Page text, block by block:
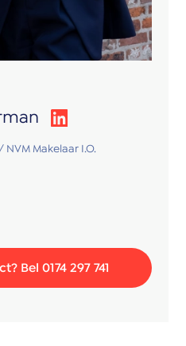
Makelaar I.O.
Bel 0174 297 741